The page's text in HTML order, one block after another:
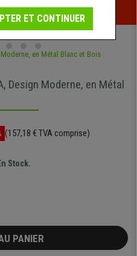
limitée - Voir l'offre
Design Moderne, en Métal
(157,18 € TVA comprise)
Stock.
PANIER
ET CONTINUER